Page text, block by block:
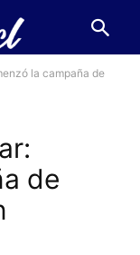
la campaña de
de